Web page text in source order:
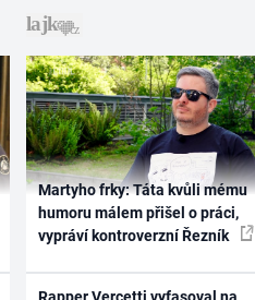
Martyho frky: Táta kvůli mému
humoru málem přišel o práci,
vypráví kontroverzní Řezník